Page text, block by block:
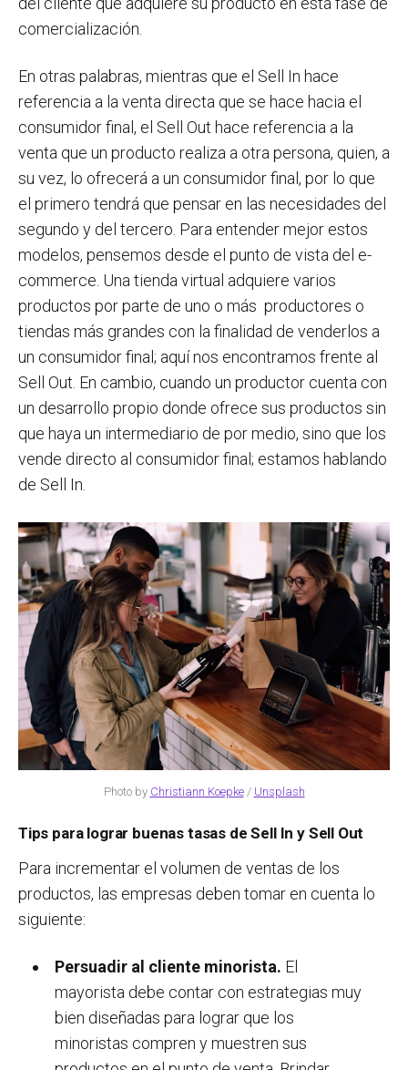
comercialización.
En otras palabras, mientras que el Sell In hace
referencia a la venta directa que se hace hacia el
consumidor final, el Sell Out hace referencia a la
venta que un producto realiza a otra persona, quien, a
su vez, lo ofrecerá a un consumidor final, por lo que
el primero tendrá que pensar en las necesidades del
segundo y del tercero. Para entender mejor estos
modelos, pensemos desde el punto de vista del e-
commerce. Una tienda virtual adquiere varios
productos por parte de uno o más productores o
tiendas más grandes con la finalidad de venderlos a
un consumidor final; aquí nos encontramos frente al
Sell Out. En cambio, cuando un productor cuenta con
un desarrollo propio donde ofrece sus productos sin
que haya un intermediario de por medio, sino que los
vende directo al consumidor final; estamos hablando
de Sell In.
Photo by Christiann Koepke/ Unsplash
Tips para lograr buenas tasas de Sell In y Sell Out
Para incrementar el volumen de ventas de los
productos, las empresas deben tomar en cuenta lo
siguiente:
Persuadir al cliente minorista. El
mayorista debe contar con estrategias muy
bien diseñadas para lograr que los
minoristas compren y muestren sus